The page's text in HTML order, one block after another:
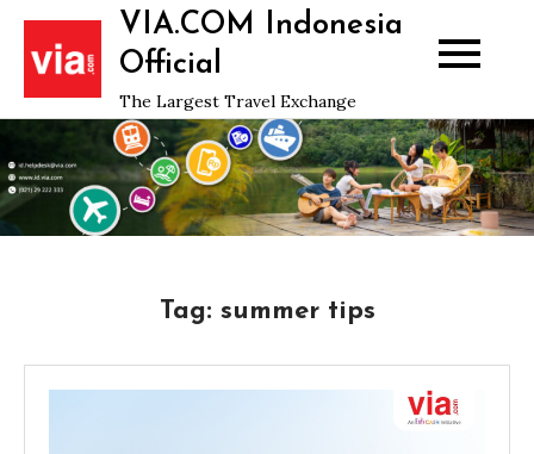
Skip
content
VIA.COM Indonesia
Official
The Largest Travel Exchange
Tag: summer tips